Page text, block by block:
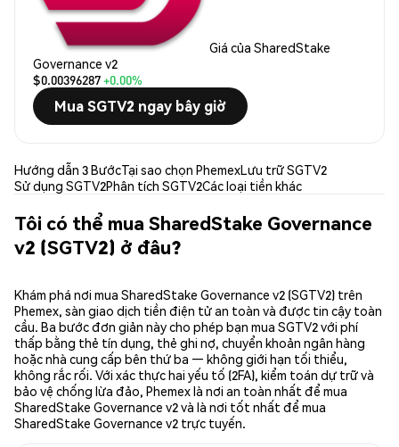
Giá của SharedStake
Governance v2
$0.00396287+0.00%
Mua SGTV2 ngay bây giờ
Hướng dẫn 3 BướcTại sao chọn PhemexLưu trữ SGTV2
Sử dụng SGTV2Phân tích SGTV2Các loại tiền khác
Tôi có thể mua SharedStake Governance
v2 (SGTV2) ở đâu?
Khám phá nơi mua SharedStake Governance v2 (SGTV2) trên
Phemex, sàn giao dịch tiền điện tử an toàn và được tin cậy toàn
cầu. Ba bước đơn giản này cho phép bạn mua SGTV2 với phí
thấp bằng thẻ tín dụng, thẻ ghi nợ, chuyển khoản ngân hàng
hoặc nhà cung cấp bên thứ ba — không giới hạn tối thiểu,
không rắc rối. Với xác thực hai yếu tố (2FA), kiểm toán dự trữ và
bảo vệ chống lừa đảo, Phemex là nơi an toàn nhất để mua
SharedStake Governance v2 và là nơi tốt nhất để mua
SharedStake Governance v2 trực tuyến.